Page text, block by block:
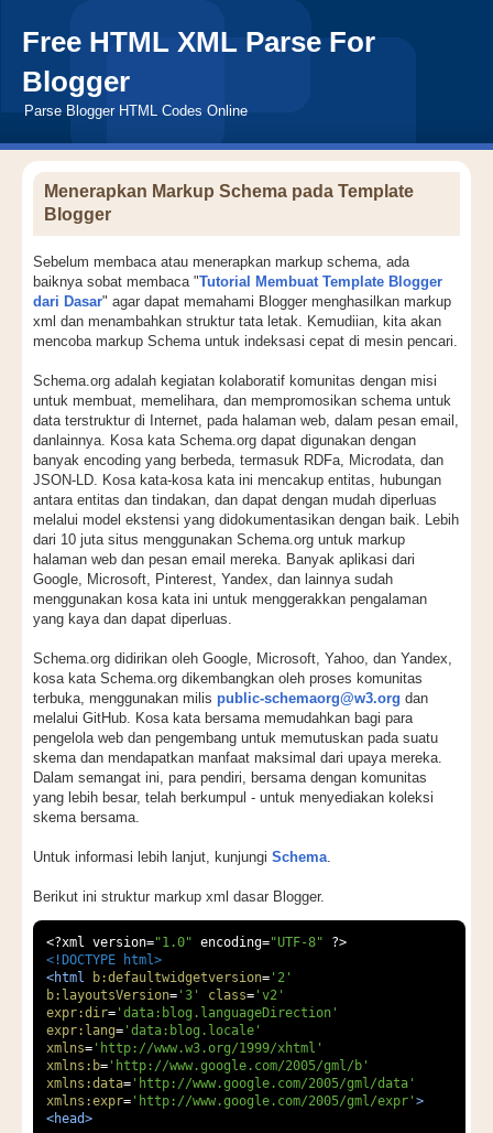
Free HTML XML Parse For
Blogger
Parse Blogger HTML Codes Online
Menerapkan Markup Schema pada Template
Blogger
Sebelum membaca atau menerapkan markup schema, ada
baiknya sobat membaca "Tutorial Membuat Template Blogger
dari Dasar" agar dapat memahami Blogger menghasilkan markup
xml dan menambahkan struktur tata letak. Kemudiian, kita akan
mencoba markup Schema untuk indeksasi cepat di mesin pencari.
Schema.org adalah kegiatan kolaboratif komunitas dengan misi
untuk membuat, memelihara, dan mempromosikan schema untuk
data terstruktur di Internet, pada halaman web, dalam pesan email,
danlainnya. Kosa kata Schema.org dapat digunakan dengan
banyak encoding yang berbeda, termasuk RDFa, Microdata, dan
JSON-LD. Kosa kata-kosa kata ini mencakup entitas, hubungan
antara entitas dan tindakan, dan dapat dengan mudah diperluas
melalui model ekstensi yang didokumentasikan dengan baik. Lebih
dari 10 juta situs menggunakan Schema.org untuk markup
halaman web dan pesan email mereka. Banyak aplikasi dari
Google, Microsoft, Pinterest, Yandex, dan lainnya sudah
menggunakan kosa kata ini untuk menggerakkan pengalaman
yang kaya dan dapat diperluas.
Schema.org didirikan oleh Google, Microsoft, Yahoo, dan Yandex,
kosa kata Schema.org dikembangkan oleh proses komunitas
terbuka, menggunakan milis public-schemaorg@w3.org dan
melalui GitHub. Kosa kata bersama memudahkan bagi para
pengelola web dan pengembang untuk memutuskan pada suatu
skema dan mendapatkan manfaat maksimal dari upaya mereka.
Dalam semangat ini, para pendiri, bersama dengan komunitas
yang lebih besar, telah berkumpul - untuk menyediakan koleksi
skema bersama.
Untuk informasi lebih lanjut, kunjungi Schema.
Berikut ini struktur markup xml dasar Blogger.
<?xml version="1.0" encoding="UTF-8"
?>
<!DOCTYPE html>
<html
b:defaultwidgetversion= '2'
b:layoutsVersion= '3' class= 'v2'
expr:dir= 'data:blog.languageDirection'
expr:lang= 'data:blog.locale'
xmlns= 'http://www.w3.org/1999/xhtml'
xmlns:b= 'http://www.google.com/2005/gml/b'
xmlns:data= 'http://www.google.com/2005/gml/data'
xmlns:expr= 'http://www.google.com/2005/gml/expr' >
<head>